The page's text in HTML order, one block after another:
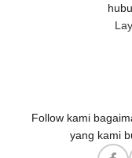
Follow kami
yang kami